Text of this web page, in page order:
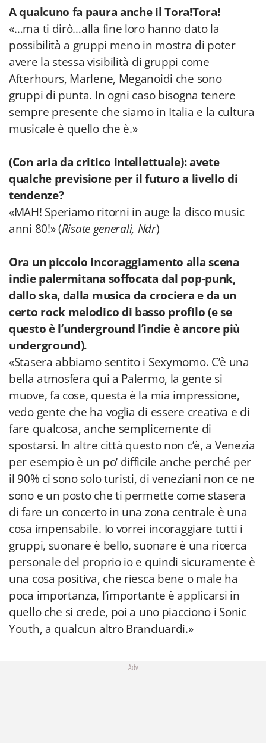
A qualcuno fa paura anche il Tora!Tora!
«…ma ti dirò…alla fine loro hanno dato la
possibilità a gruppi meno in mostra di poter
avere la stessa visibilità di gruppi come
Afterhours, Marlene, Meganoidi che sono
gruppi di punta. In ogni caso bisogna tenere
sempre presente che siamo in Italia e la cultura
musicale è quello che è.»
(Con aria da critico intellettuale): avete
qualche previsione per il futuro a livello di
tendenze?
«MAH! Speriamo ritorni in auge la disco music
anni 80!» (Risate generali, Ndr)
Ora un piccolo incoraggiamento alla scena
indie palermitana soffocata dal pop-punk,
dallo ska, dalla musica da crociera e da un
certo rock melodico di basso profilo (e se
questo è l’underground l’indie è ancore più
underground).
«Stasera abbiamo sentito i Sexymomo. C’è una
bella atmosfera qui a Palermo, la gente si
muove, fa cose, questa è la mia impressione,
vedo gente che ha voglia di essere creativa e di
fare qualcosa, anche semplicemente di
spostarsi. In altre città questo non c’è, a Venezia
per esempio è un po’ difficile anche perché per
il 90% ci sono solo turisti, di veneziani non ce ne
sono e un posto che ti permette come stasera
di fare un concerto in una zona centrale è una
cosa impensabile. Io vorrei incoraggiare tutti i
gruppi, suonare è bello, suonare è una ricerca
personale del proprio io e quindi sicuramente è
una cosa positiva, che riesca bene o male ha
poca importanza, l’importante è applicarsi in
quello che si crede, poi a uno piacciono i Sonic
Youth, a qualcun altro Branduardi.»
Adv